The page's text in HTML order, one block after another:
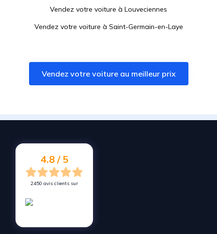
Vendez votre voiture à Louveciennes
Vendez votre voiture à Saint-Germain-en-Laye
Vendez votre voiture àMarly-le-Roi
Vendez votre voiture àMareil-Marly
Vendez votre voiture à
Vendez votre voiture au meilleur prix
4.8 / 5
2450 avis clients sur